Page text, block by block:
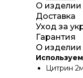
О изделии
Доставка
Уход за
Гарантия
О изделии
Цитрин